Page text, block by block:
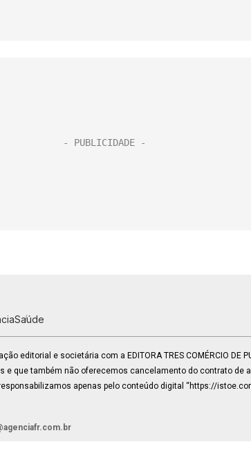
Saúde
editorial e societária com a EDITORA TRES COMÉRCIO DE
que também não oferecemos cancelamento do contrato de
apenas pelo conteúdo digital “https://